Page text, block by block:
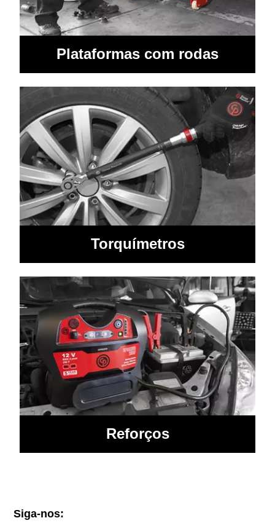
Plataformas com rodas
Torquímetros
Reforços
Siga-nos: